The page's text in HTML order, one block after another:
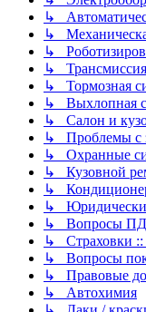
↳
↳
↳
↳
↳ Тормозная
↳ Выхлопная
↳ Салон и
↳ Проблемы с
↳ Охранные
↳ Кузовной
↳
↳
↳ Вопросы
↳ Страховки ::
↳ Вопросы
↳ Правовые
↳ Автохимия